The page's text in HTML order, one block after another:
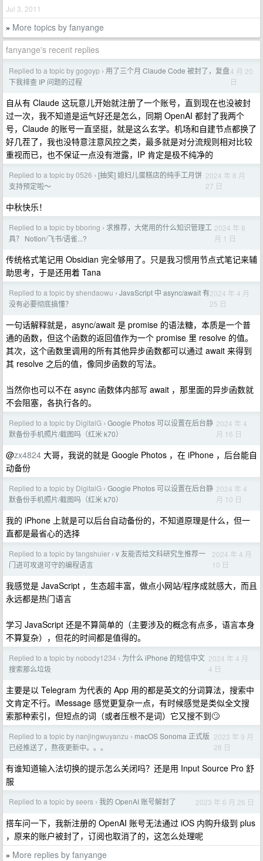
Jul 3, 2011
» More topics by fanyange
fanyange's recent replies
Replied to a topic by gogoyp › 用了三个月 Claude Code 被封了，复盘
下我排查 IP 问题的过程
4 月 20
日
自从有 Claude 这玩意儿开始就注册了一个账号，直到现在也没被封
过一次，我不知道是运气好还是怎么，同期 OpenAI 都封了我两个
号，Claude 的账号一直坚挺，就是这么玄学。机场和自建节点都换了
好几茬了，我也没特意注意风控之类，最多就是对分流规则相对比较
重视而已，也不保证一点没有泄露，IP 肯定是极不纯净的
Replied to a topic by 0526 › [抽奖] 媳妇儿蛋糕店的纯手工月饼
支持预定啦～
2024 年 8 月
27 日
中秋快乐！
Replied to a topic by bboring › 求推荐，大佬用的什么知识管理工
具？ Notion/飞书/语雀...?
2024 年 8
月 1 日
传统格式笔记用 Obsidian 完全够用了。只是我习惯用节点式笔记来辅
助思考，于是还用着 Tana
Replied to a topic by shendaowu › JavaScript 中 async/await 有
没有必要彻底搞懂？
2024 年 4 月
25 日
一句话解释就是，async/await 是 promise 的语法糖，本质是一个普
通的函数，但这个函数的返回值作为一个 promise 里 resolve 的值。
其次，这个函数里调用的所有其他异步函数都可以通过 await 来得到
其 resolve 之后的值，像同步函数的写法。
当然你也可以不在 async 函数体内部写 await ，那里面的异步函数就
不会阻塞，各执行各的。
Replied to a topic by DigitalG › Google Photos 可以设置在后台静
默备份手机照片/截图吗（红米 k70）
2024 年 4
月 16 日
@zx4824 大哥，我说的就是 Google Photos ，在 iPhone ，后台能自
动备份
Replied to a topic by DigitalG › Google Photos 可以设置在后台静
默备份手机照片/截图吗（红米 k70）
2024 年 4
月 10 日
我的 iPhone 上就是可以后台自动备份的，不知道原理是什么，但一
直都是最省心的选择
Replied to a topic by tangshuier › v 友能否给文科研究生推荐一
门进可攻退可守的编程语言
2024 年 4 月
10 日
我感觉是 JavaScript ，生态超丰富，做点小网站/程序成就感大，而且
永远都是热门语言
学习 JavaScript 还是不算简单的（主要涉及的概念有点多，语言本身
不算复杂），但花的时间都是值得的。
Replied to a topic by nobody1234 › 为什么 iPhone 的短信中文
搜索那么垃圾
2024 年 4 月
4 日
主要是以 Telegram 为代表的 App 用的都是英文的分词算法，搜索中
文肯定不行。iMessage 感觉更复杂一点，有时候感觉是类似全文搜
索那种索引，但短点的词（或者压根不是词）它又搜不到🙄
Replied to a topic by nanjingwuyanzu › macOS Sonoma 正式版
已经推送了，熬夜更新中。。。
2023 年 9 月
28 日
有谁知道输入法切换的提示怎么关闭吗？还是用 Input Source Pro 舒
服
Replied to a topic by seers › 我的 OpenAI 账号解封了 2023 年 6 月 26 日
搭车问一下，我新注册的 OpenAI 账号无法通过 iOS 内购升级到 plus
，原来的账户被封了，订阅也取消了的，这怎么处理呢
» More replies by fanyange